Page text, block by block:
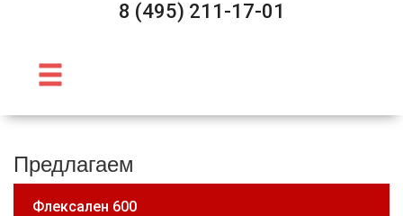
8 (495) 211-17-01
Предлагаем
Флексален 600